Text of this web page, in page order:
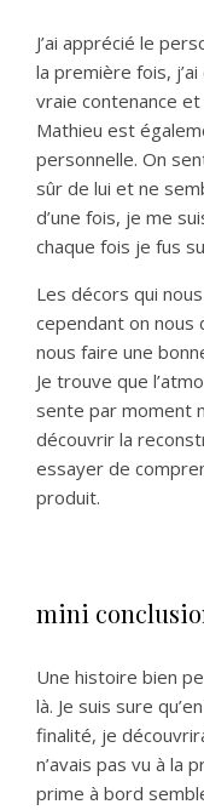
J’ai apprécié le
la première fois, j’ai
vraie contenance
Mathieu est
personnelle. On
sûr de lui et ne
d’une fois, je me
chaque fois je fus
Les décors qui
cependant on nous
nous faire une
Je trouve que
sente par moment
découvrir la
essayer de
produit.
mini
Une histoire bien
là. Je suis sure
finalité, je
n’avais pas vu à la
prime à bord